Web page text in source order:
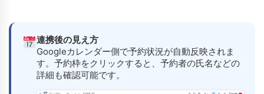
連携後の見え方
Googleカレンダー側で予約状況が自動反映されま
す。予約枠をクリックすると、予約者の氏名などの
詳細も確認可能です。